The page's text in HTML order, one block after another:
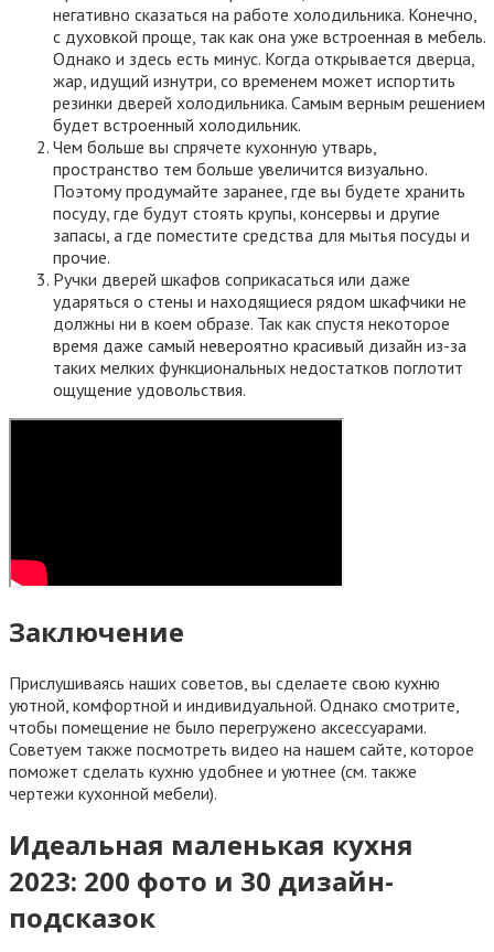
негативно сказаться на работе холодильника. Конечно,
с духовкой проще, так как она уже встроенная в мебель.
Однако и здесь есть минус. Когда открывается дверца,
жар, идущий изнутри, со временем может испортить
резинки дверей холодильника. Самым верным решением
будет встроенный холодильник.
Чем больше вы спрячете кухонную утварь,
пространство тем больше увеличится визуально.
Поэтому продумайте заранее, где вы будете хранить
посуду, где будут стоять крупы, консервы и другие
запасы, а где поместите средства для мытья посуды и
прочие.
Ручки дверей шкафов соприкасаться или даже
ударяться о стены и находящиеся рядом шкафчики не
должны ни в коем образе. Так как спустя некоторое
время даже самый невероятно красивый дизайн из-за
таких мелких функциональных недостатков поглотит
ощущение удовольствия.
Заключение
Прислушиваясь наших советов, вы сделаете свою кухню
уютной, комфортной и индивидуальной. Однако смотрите,
чтобы помещение не было перегружено аксессуарами.
Советуем также посмотреть видео на нашем сайте, которое
поможет сделать кухню удобнее и уютнее (см. также
чертежи кухонной мебели).
Идеальная маленькая кухня
2023: 200 фото и 30 дизайн-
подсказок